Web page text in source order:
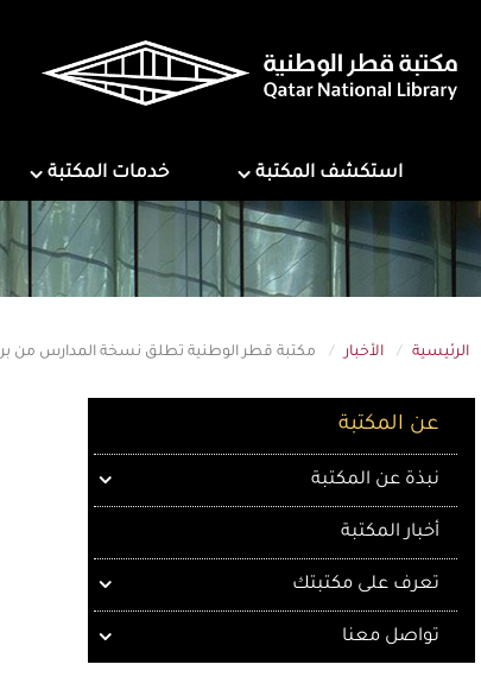
المحتوى
Explore Library
استكشف المكتبة
Services
خدمات المكتبة
الرئيسية الأخبار مكتبة قطر الوطنية تطلق نسخة المدارس من
About QNL
عن المكتبة
نبذة عن المكتبة
أخبار المكتبة
تعرف على مكتبتك
تواصل معنا